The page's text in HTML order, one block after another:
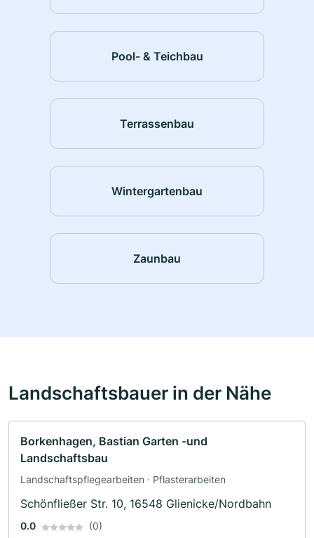
Pool- & Teichbau
Terrassenbau
Wintergartenbau
Zaunbau
Landschaftsbauer in der Nähe
Borkenhagen, Bastian Garten -und
Landschaftsbau
Landschaftspflegearbeiten · Pflasterarbeiten
Schönfließer Str. 10, 16548 Glienicke/Nordbahn
0.0 (0)